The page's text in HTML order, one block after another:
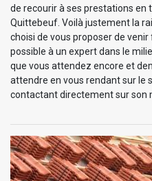
de recourir à ses prestations en
Quittebeuf. Voilà justement la
choisi de vous proposer de
possible à un expert dans le
que vous attendez encore et
attendre en vous rendant sur le
contactant directement sur son